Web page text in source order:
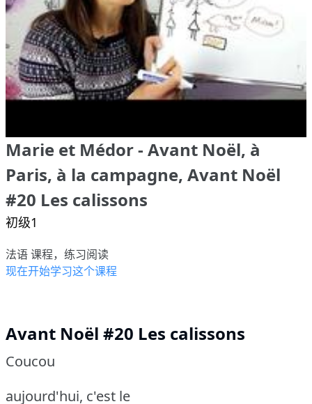
Marie et Médor - Avant Noël, à
Paris, à la campagne, Avant Noël
#20 Les calissons
初级1
法语 课程，练习阅读
现在开始学习这个课程
Avant Noël #20 Les calissons
Coucou
aujourd'hui, c'est le